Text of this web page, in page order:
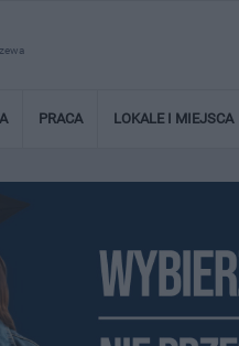
PRACA LOKALE I MIEJSCA